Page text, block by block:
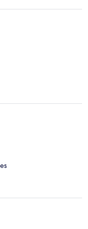
un pommeau de
ne veulent pas
le cas contraire on
l’eau. On entend
d’eau. Sinon